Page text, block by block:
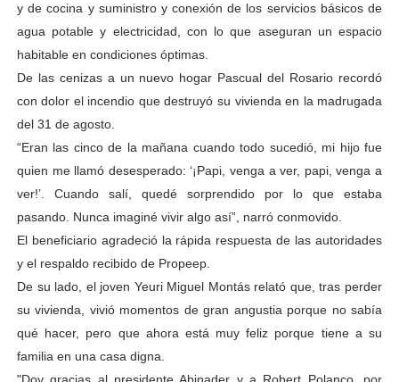
y de cocina y suministro y conexión de los servicios básicos de
agua potable y electricidad, con lo que aseguran un espacio
habitable en condiciones óptimas.
De las cenizas a un nuevo hogar Pascual del Rosario recordó
con dolor el incendio que destruyó su vivienda en la madrugada
del 31 de agosto.
“Eran las cinco de la mañana cuando todo sucedió, mi hijo fue
quien me llamó desesperado: ‘¡Papi, venga a ver, papi, venga a
ver!’. Cuando salí, quedé sorprendido por lo que estaba
pasando. Nunca imaginé vivir algo así”, narró conmovido.
El beneficiario agradeció la rápida respuesta de las autoridades
y el respaldo recibido de Propeep.
De su lado, el joven Yeuri Miguel Montás relató que, tras perder
su vivienda, vivió momentos de gran angustia porque no sabía
qué hacer, pero que ahora está muy feliz porque tiene a su
familia en una casa digna.